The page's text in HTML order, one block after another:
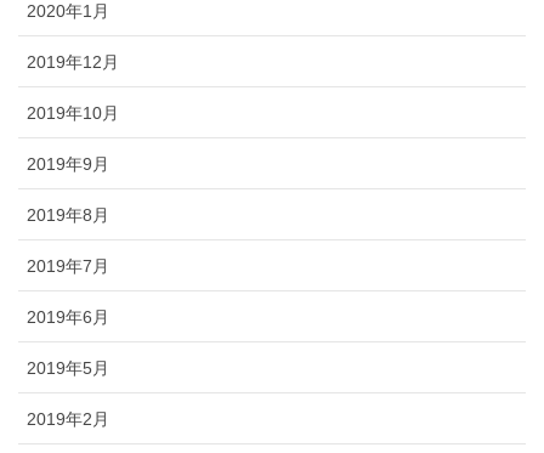
2020年1月
2019年12月
2019年10月
2019年9月
2019年8月
2019年7月
2019年6月
2019年5月
2019年2月